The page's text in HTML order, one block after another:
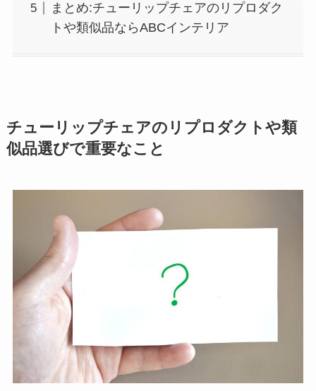
まとめ:チューリップチェアのリプロダク
トや類似品ならABCインテリア
チューリップチェアのリプロダクトや類
似品選びで重要なこと